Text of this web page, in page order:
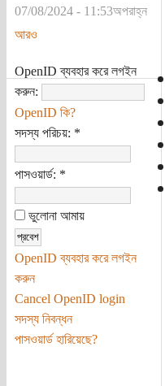
07/08/2024 - 11:53অপরাহ্ন
আরও
OpenID ব্যবহার করে লগইন
করুন:
OpenID কি?
সদস্য পরিচয়: *
পাসওয়ার্ড: *
ভুলোনা আমায়
OpenID ব্যবহার করে লগইন
করুন
Cancel OpenID login
সদস্য নিবন্ধন
পাসওয়ার্ড হারিয়েছে?